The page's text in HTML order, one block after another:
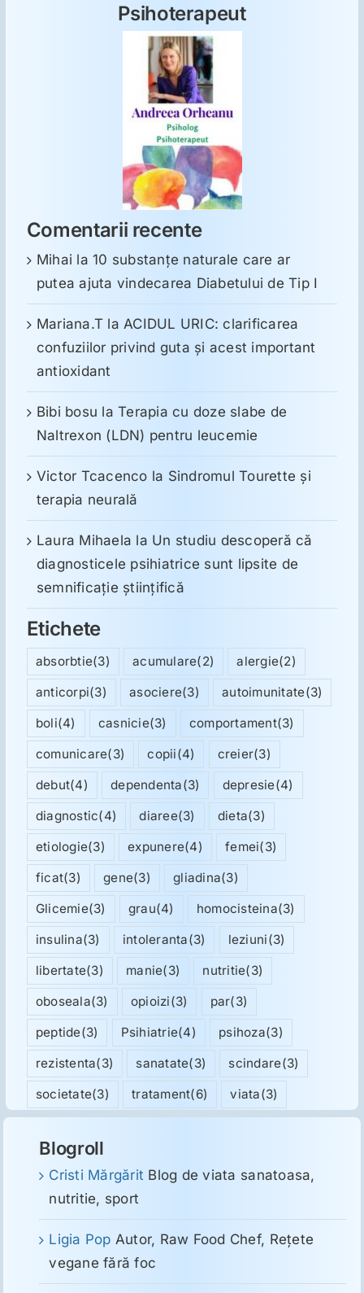
Psihoterapeut
Comentarii recente
Mihai la10 substanţe naturale care ar
putea ajuta vindecarea Diabetului de Tip I
Mariana.T la ACIDUL URIC: clarificarea
confuziilor privind guta și acest important
antioxidant
Bibi bosu laTerapia cu doze slabe de
Naltrexon (LDN) pentru leucemie
Victor Tcacenco la Sindromul Tourette şi
terapia neurală
Laura Mihaela la Un studiu descoperă că
diagnosticele psihiatrice sunt lipsite de
semnificație științifică
Etichete
absorbtie(3) acumulare(2) alergie(2)
anticorpi(3) asociere(3) autoimunitate(3)
boli(4) casnicie(3) comportament(3)
comunicare(3) copii(4) creier(3)
debut(4) dependenta(3) depresie(4)
diagnostic(4) diaree(3) dieta(3)
etiologie(3) expunere(4) femei(3)
ficat(3) gene(3) gliadina(3)
Glicemie(3) grau(4) homocisteina(3)
insulina(3) intoleranta(3) leziuni(3)
libertate(3) manie(3) nutritie(3)
oboseala(3) opioizi(3) par(3)
peptide(3) Psihiatrie(4) psihoza(3)
rezistenta(3) sanatate(3) scindare(3)
societate(3) tratament(6) viata(3)
Blogroll
Cristi Mărgărit Blog de viata sanatoasa,
nutritie, sport
Ligia Pop Autor, Raw Food Chef, Reţete
vegane fără foc